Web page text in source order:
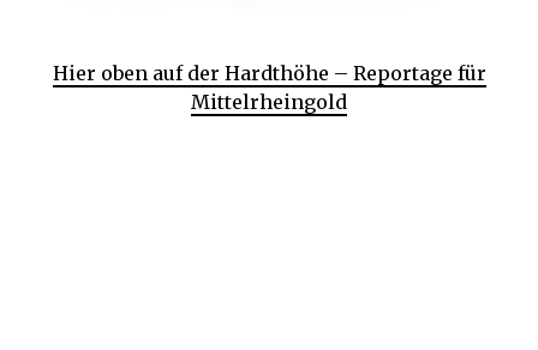
Hier oben auf der Hardthöhe – Reportage für
Mittelrheingold